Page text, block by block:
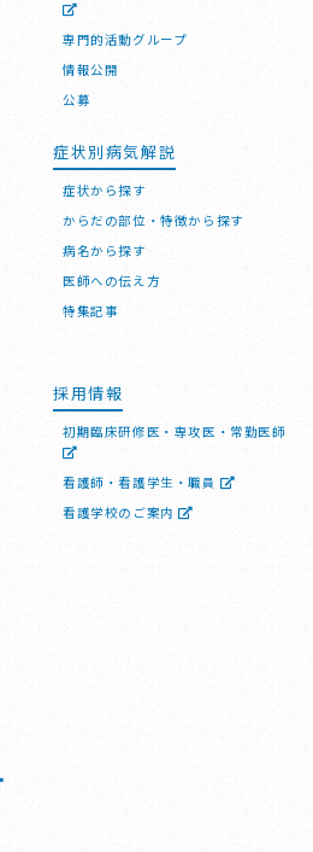
専門的活動グループ
情報公開
公募
症状別病気解説
症状から探す
からだの部位・特徴から探す
病名から探す
医師への伝え方
特集記事
採用情報
初期臨床研修医・専攻医・常勤医師
看護師・看護学生・職員
看護学校のご案内